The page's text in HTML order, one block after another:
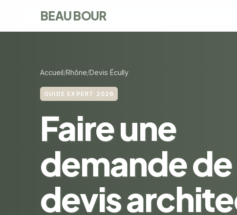
BEAU BOUR
Accueil Rhône Devis Écully
GUIDE EXPERT 2026
Faire une
demande de
devis